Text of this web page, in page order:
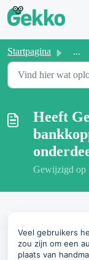
Doorgaan naar
Startpagina ...
Heeft
Gewijzigd op
Veel gebruikers
zou zijn om een
plaats van